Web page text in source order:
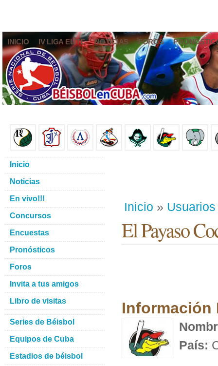
INICIO IV LIGA ELITE NOTICIAS FOROS
Inicio » Usuarios
El Payaso
Información
País:
Inicio
Noticias
En vivo!!!
Concursos
Encuestas
Pronósticos
Foros
Invita a tus amigos
Libro de visitas
Series de Béisbol
Equipos de Cuba
Estadios de béisbol